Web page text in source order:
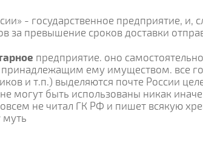
- государственное предприятие, и,
за превышение сроков доставки
предприятие. оно
принадлежащим ему имуществом. все
и т.п.) выделяются почте России
могут быть использованы никак
не читал ГК РФ и пишет всякую
муть